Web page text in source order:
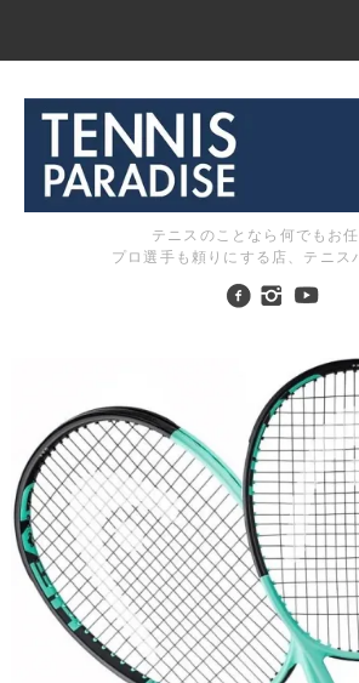
テニスのことなら何でもお任
プロ選手も頼りにする店、テニス